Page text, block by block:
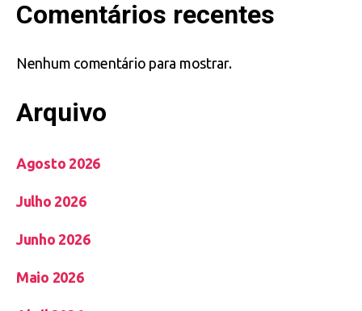
Comentários recentes
Nenhum comentário para mostrar.
Arquivo
Agosto 2026
Julho 2026
Junho 2026
Maio 2026